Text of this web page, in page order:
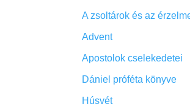
A zsoltárok és az
Advent
Apostolok cselekedetei
Dániel próféta könyve
Húsvét